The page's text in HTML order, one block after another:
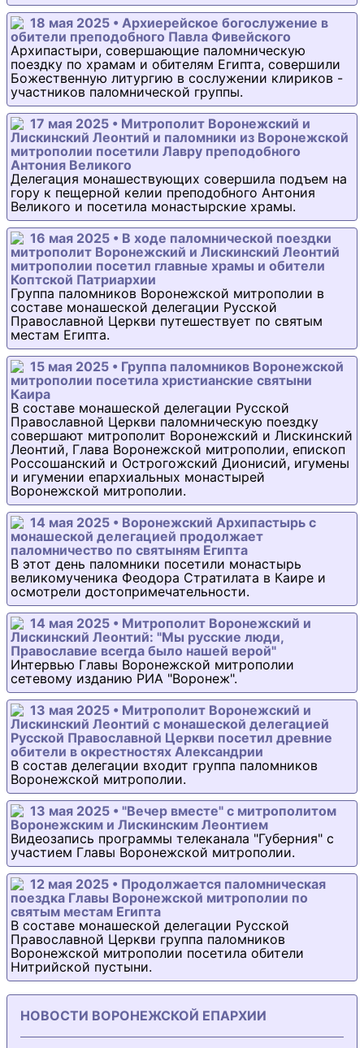
18 мая 2025 • Архиерейское богослужение в
обители преподобного Павла Фивейского
Архипастыри, совершающие паломническую
поездку по храмам и обителям Египта, совершили
Божественную литургию в сослужении клириков -
участников паломнической группы.
17 мая 2025 • Митрополит Воронежский и
Лискинский Леонтий и паломники из Воронежской
митрополии посетили Лавру преподобного
Антония Великого
Делегация монашествующих совершила подъем на
гору к пещерной келии преподобного Антония
Великого и посетила монастырские храмы.
16 мая 2025 • В ходе паломнической поездки
митрополит Воронежский и Лискинский Леонтий
митрополии посетил главные храмы и обители
Коптской Патриархии
Группа паломников Воронежской митрополии в
составе монашеской делегации Русской
Православной Церкви путешествует по святым
местам Египта.
15 мая 2025 • Группа паломников Воронежской
митрополии посетила христианские святыни
Каира
В составе монашеской делегации Русской
Православной Церкви паломническую поездку
совершают митрополит Воронежский и Лискинский
Леонтий, Глава Воронежской митрополии, епископ
Россошанский и Острогожский Дионисий, игумены
и игумении епархиальных монастырей
Воронежской митрополии.
14 мая 2025 • Воронежский Архипастырь с
монашеской делегацией продолжает
паломничество по святыням Египта
В этот день паломники посетили монастырь
великомученика Феодора Стратилата в Каире и
осмотрели достопримечательности.
14 мая 2025 • Митрополит Воронежский и
Лискинский Леонтий: "Мы русские люди,
Православие всегда было нашей верой"
Интервью Главы Воронежской митрополии
сетевому изданию РИА "Воронеж".
13 мая 2025 • Митрополит Воронежский и
Лискинский Леонтий с монашеской делегацией
Русской Православной Церкви посетил древние
обители в окрестностях Александрии
В состав делегации входит группа паломников
Воронежской митрополии.
13 мая 2025 • "Вечер вместе" с митрополитом
Воронежским и Лискинским Леонтием
Видеозапись программы телеканала "Губерния" с
участием Главы Воронежской митрополии.
12 мая 2025 • Продолжается паломническая
поездка Главы Воронежской митрополии по
святым местам Египта
В составе монашеской делегации Русской
Православной Церкви группа паломников
Воронежской митрополии посетила обители
Нитрийской пустыни.
НОВОСТИ ВОРОНЕЖСКОЙ ЕПАРХИИ